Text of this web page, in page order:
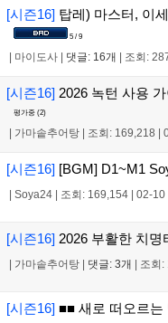
[시즌16] 탑레) 마스터, 이
5 / 9
마이도사 댓글: 16개 조회:
[시즌16] 2026 녹턴 사용
평가중 (2)
| 가마솥추어탕 | 조회: 169,218 |
[시즌16] [BGM] D1~M1
| Soya24 | 조회: 169,154 | 02-10
[시즌16] 2026 부활한 치명
| 가마솥추어탕 | 댓글: 3개 | 조회:
[시즌16] ■■ 새로 떠오르